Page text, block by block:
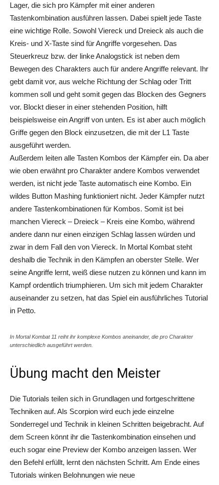
Lager, die sich pro Kämpfer mit einer anderen
Tastenkombination ausführen lassen. Dabei spielt jede Taste
eine wichtige Rolle. Sowohl Viereck und Dreieck als auch die
Kreis- und X-Taste sind für Angriffe vorgesehen. Das
Steuerkreuz bzw. der linkeAnalogstick ist neben dem
Bewegen des Charakters auch für andere Angriffe relevant. Ihr
gebt damit vor, aus welche Richtung der Schlag oder Tritt
kommen soll und geht somit gegen das Blocken des Gegners
vor. Blockt dieser in einer stehenden Position, hilft
beispielsweise ein Angriff von unten. Es ist aber auch möglich
Griffe gegen den Block einzusetzen, die mit der L1 Taste
ausgeführt werden.
Außerdem leiten alle Tasten Kombos der Kämpfer ein. Da aber
wie oben erwähnt pro Charakter andere Kombos verwendet
werden, ist nicht jede Taste automatisch eine Kombo. Ein
wildes Button Mashing funktioniert nicht. Jeder Kämpfer nutzt
andere Tastenkombinationen für Kombos. Somit ist bei
manchen Viereck – Dreieck – Kreis eine Kombo, während
andere dann nur einen einzigen Schlag lassen würden und
zwar in dem Fall den von Viereck. In Mortal Kombat steht
deshalb die Technik in den Kämpfen an oberster Stelle. Wer
seine Angriffe lernt, weiß diese nutzen zu können und kann im
Kampf ordentlich triumphieren. Um sich mit jedem Charakter
auseinander zu setzen, hat das Spiel ein ausführliches Tutorial
in Petto.
In Mortal Kombat 11 reiht ihr komplexe Kombos aneinander, die pro Charakter
unterschiedlich ausgeführt werden.
Übung macht den Meister
Die Tutorials teilen sich in Grundlagen und fortgeschrittene
Techniken auf. Als Scorpion wird euch jede einzelne
Sonderregel und Technik in kleinen Schritten beigebracht. Auf
dem Screen könnt ihr die Tastenkombination einsehen und
euch sogar eine Preview der Kombo anzeigen lassen. Wer
den Befehl erfüllt, lernt den nächsten Schritt. Am Ende eines
Tutorials winken Belohnungen wie neue